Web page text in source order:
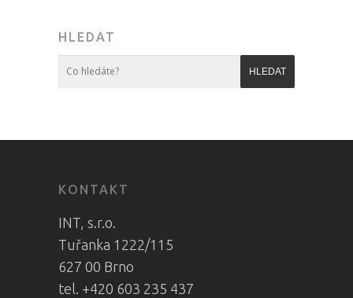
HLEDAT
KONTAKT
INT, s.r.o.
Tuřanka 1222/115
627 00 Brno
tel. +420 603 235 437